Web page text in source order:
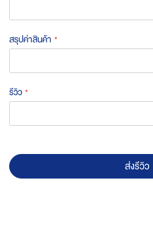
สรุปค่าสินค้า
รีวิว
ส่งรีวิว